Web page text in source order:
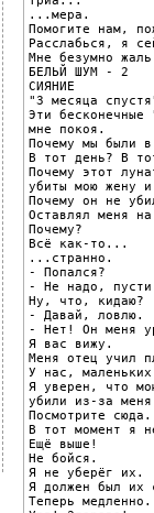
...мера.
Помогите нам,
Расслабься, я
Мне безумно
БЕЛЬЙ ШУМ - 2
СИЯНИЕ
"3 месяца
Эти
мне покоя.
Почему мы были
В тот день? В
Почему этот
убиты мою жену
Почему он не
Оставлял меня
Почему?
Всё как-то...
...странно.
- Попался?
- Не надо,
Ну, что, кидаю?
- Давай, ловлю.
- Нет! Он меня
Я вас вижу.
Меня отец учил
У нас,
Я уверен, что
убили из-за
Посмотрите сюда.
В тот момент я
Ещё выше!
Не бойся.
Я не уберёг их.
Я должен был их
Теперь медленно.